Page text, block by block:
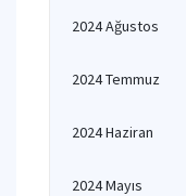
2024 Ağustos
2024 Temmuz
2024 Haziran
2024 Mayıs